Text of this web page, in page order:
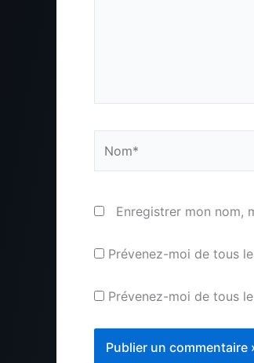
Enregistrer mon nom,
Prévenez-moi de tous
Prévenez-moi de tous